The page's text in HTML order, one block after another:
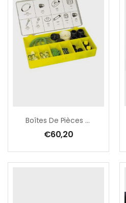
Boîtes De Pièces De Rechange – Construction
€60,20